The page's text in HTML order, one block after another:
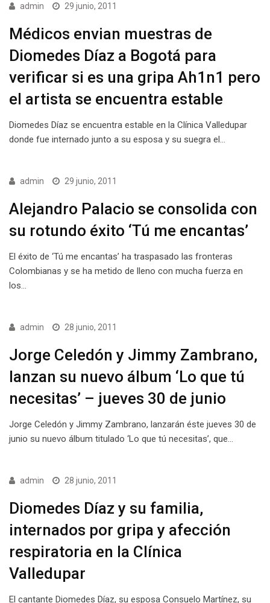
admin 29 junio, 2011
Médicos envian muestras de
Diomedes Díaz a Bogotá para
verificar si es una gripa Ah1n1 pero
el artista se encuentra estable
Diomedes Díaz se encuentra estable en la Clínica Valledupar
donde fue internado junto a su esposa y su suegra el…
admin 29 junio, 2011
Alejandro Palacio se consolida con
su rotundo éxito ‘Tú me encantas’
El éxito de ‘Tú me encantas’ ha traspasado las fronteras
Colombianas y se ha metido de lleno con mucha fuerza en
los…
admin 28 junio, 2011
Jorge Celedón y Jimmy Zambrano,
lanzan su nuevo álbum ‘Lo que tú
necesitas’ – jueves 30 de junio
Jorge Celedón y Jimmy Zambrano, lanzarán éste jueves 30 de
junio su nuevo álbum titulado ‘Lo que tú necesitas’, que…
admin 28 junio, 2011
Diomedes Díaz y su familia,
internados por gripa y afección
respiratoria en la Clínica
Valledupar
El cantante Diomedes Díaz, su esposa Consuelo Martínez, su